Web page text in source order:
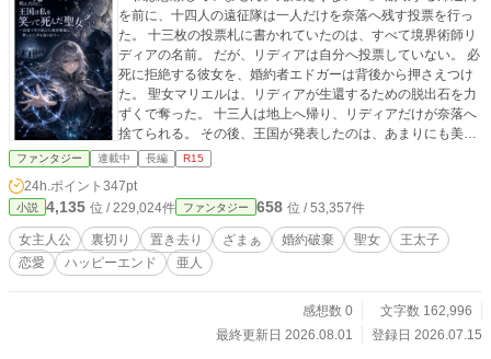
を前に、十四人の遠征隊は一人だけを奈落へ残す投票を行っ
た。 十三枚の投票札に書かれていたのは、すべて境界術師リ
ディアの名前。 だが、リディアは自分へ投票していない。 必
死に拒絶する彼女を、婚約者エドガーは背後から押さえつけ
た。 聖女マリエルは、リディアが生還するための脱出石を力
ずくで奪った。 十三人は地上へ帰り、リディアだけが奈落へ
捨てられる。 その後、王国が発表したのは、あまりにも美し
い嘘だった。 ――リディアは仲間を救うため、自ら笑って奈
落へ残った。 ――婚約者へ国民の未来を託し、満足して命を
捧げた。 空の墓が造られ、リディアは「献身の聖女」として
祀られていく。 けれど、彼女は生きていた。 奈落で出会った
のは、言葉の通じない少女フィアと、最深部の牢につながれ
た角人族の男ラウル。 婚約者は、愛していると言いながらリ
ディアの拒絶を奪った。 一方のラウルは、危険が迫る中でも
リディアより前にも同じように置き去りにされ、英雄へ仕立
て上げられた人々の記録が眠っていた。 奪われた脱出石。偽
ファンタジー 連載中 長編 R15
24h.ポイント 347pt
小説 4,135 位 / 229,024件 ファンタジー 658 位 / 53,357件
女主人公 裏切り 置き去り ざまぁ 婚約破棄 聖女
王太子
恋愛
ハッピーエンド 亜人
感想数 0
文字数 162,996
最終更新日 2026.08.01
登録日 2026.07.15